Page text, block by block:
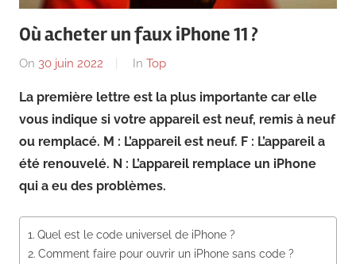
News
Où acheter un faux iPhone 11 ?
On 30 juin 2022 By
In Top
La première lettre est la plus importante car elle
vous indique si votre appareil est neuf, remis à neuf
ou remplacé. M : L’appareil est neuf. F : L’appareil a
été renouvelé. N : L’appareil remplace un iPhone
qui a eu des problèmes.
Quel est le code universel de iPhone ?
Comment faire pour ouvrir un iPhone sans code ?